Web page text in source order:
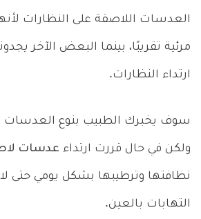
العدسات اللاصقة على النظارات
مرئية تقريبًا، بينما البعض الآخر
ارتداء النظارات.
سوف يخبرك الطبيب بنوع العدسات
ولكن في حال قررت ارتداء عدسات
نظافتها وترطيبها بشكل يومي حتى
التهابات بالعين.